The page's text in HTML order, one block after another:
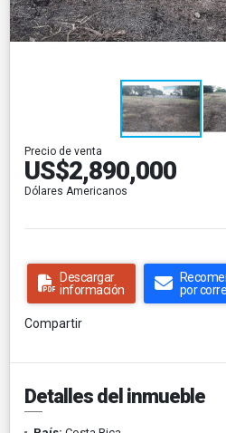
Precio de venta
US$2,890,000
Dólares Americanos
Descargar
información
por
Compartir
Detalles del inmueble